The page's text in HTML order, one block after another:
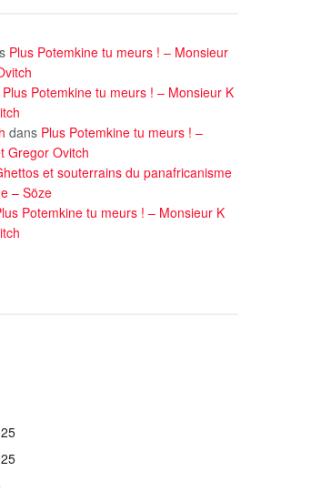
Plus Potemkine tu meurs ! – Monsieur
Plus Potemkine tu meurs ! – Monsieur K
dans Plus Potemkine tu meurs ! –
Gregor Ovitch
et souterrains du panafricanisme
– Söze
Potemkine tu meurs ! – Monsieur K